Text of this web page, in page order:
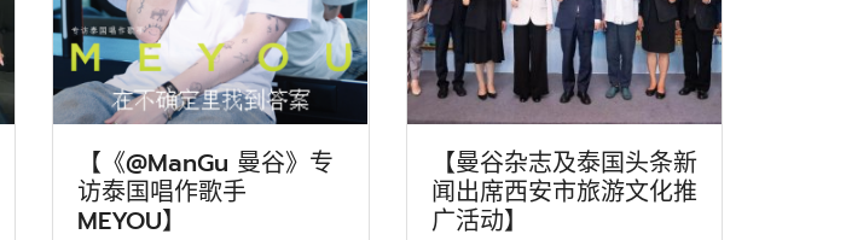
【《@ManGu 曼谷》专
访泰国唱作歌手
MEYOU】
【曼谷杂志及泰国头条新
闻出席西安市旅游文化推
广活动】